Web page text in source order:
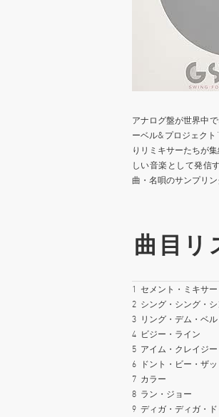
アナログ盤が世界中
ーベル&プロジェクト
りリミキサーたちが
しい音楽として発信
曲・名唄のサンプリ
曲目リ
1 セメント・ミキサー
2 シング・シング・
3 リング・デム・ベル
4 ビジー・ライン
5 アイム・クレイジ
6
ドント・ビー・ザ
7 カラー
8 ラン・ジョー
9 ディガ・ディガ・ド